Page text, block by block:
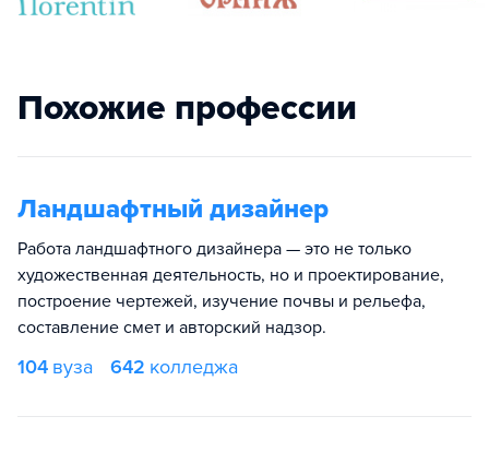
Похожие профессии
Ландшафтный дизайнер
Работа ландшафтного дизайнера — это не только
художественная деятельность, но и проектирование,
построение чертежей, изучение почвы и рельефа,
составление смет и авторский надзор.
104 вуза 642 колледжа